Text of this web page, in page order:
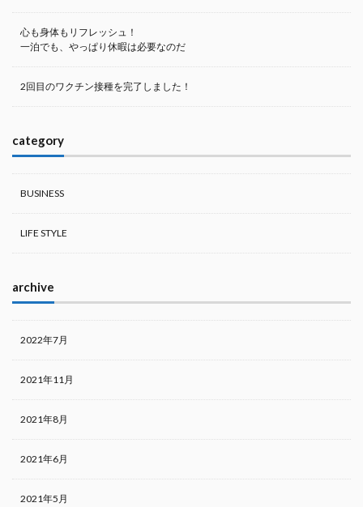
心も身体もリフレッシュ！
一泊でも、やっぱり休暇は必要なのだ
2回目のワクチン接種を完了しました！
category
BUSINESS
LIFE STYLE
archive
2022年7月
2021年11月
2021年8月
2021年6月
2021年5月